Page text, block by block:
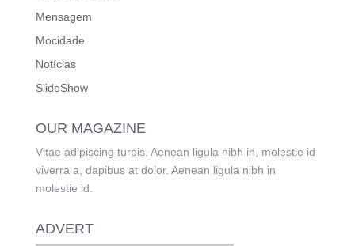
Mensagem
Mocidade
Notícias
SlideShow
OUR MAGAZINE
Vitae adipiscing turpis. Aenean ligula nibh in, molestie id
viverra a, dapibus at dolor. Aenean ligula nibh in
molestie id.
ADVERT